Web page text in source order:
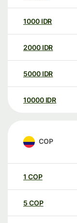
1000 IDR
2000 IDR
5000 IDR
10000 IDR
COP
1 COP
5 COP